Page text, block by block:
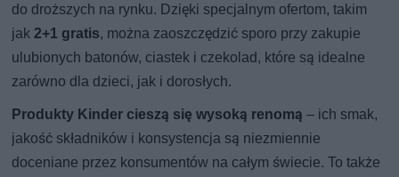
do droższych na rynku. Dzięki specjalnym ofertom, takim
jak2+1 gratis, można zaoszczędzić sporo przy zakupie
ulubionych batonów, ciastek i czekolad, które są idealne
zarówno dla dzieci, jak i dorosłych.
Produkty Kinder cieszą się wysoką renomą – ich smak,
jakość składników i konsystencja są niezmiennie
doceniane przez konsumentów na całym świecie. To także